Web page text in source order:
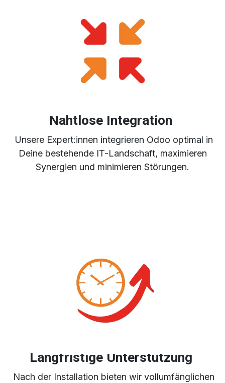
Nahtlose Integration
Unsere Expert:innen integrieren Odoo optimal in
Deine bestehende IT-Landschaft, maximieren
Synergien und minimieren Störungen.
Langfristige Unterstützung
Nach der Installation bieten wir vollumfänglichen